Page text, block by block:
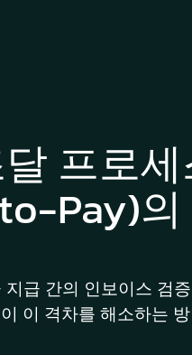
프로
Pay)의
급 간의 인보이스 검
이 격차를 해소하는